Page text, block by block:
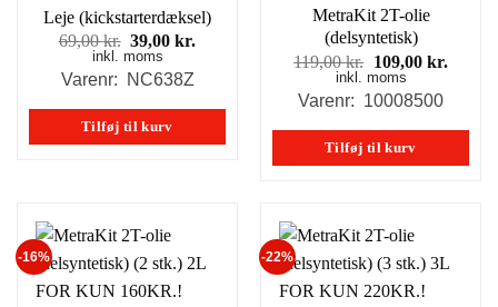
Leje (kickstarterdæksel)
69,00kr. Den
oprindelige
pris
69,00 kr..
39,00kr.
39,00 kr..
inkl. moms
Varenr: NC638Z
Tilføj til kurv
MetraKit 2T-olie
(delsyntetisk)
119,00kr. Den
oprindelige
pris
119,00 kr..
109,00 kr.Den
inkl. moms
Varenr: 10008500
Tilføj til kurv
-16% -22%